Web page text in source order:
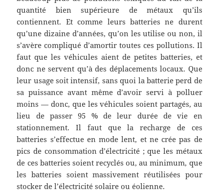
quantité bien supérieure de métaux qu’ils
contiennent. Et comme leurs batteries ne durent
qu’une dizaine d’années, qu’on les utilise ou non, il
s’avère compliqué d’amortir toutes ces pollutions. Il
faut que les véhicules aient de petites batteries, et
donc ne servent qu’à des déplacements locaux. Que
leur usage soit intensif, sans quoi la batterie perd de
sa puissance avant même d’avoir servi à polluer
moins — donc, que les véhicules soient partagés, au
lieu de passer 95 % de leur durée de vie en
stationnement. Il faut que la recharge de ces
batteries s’effectue en mode lent, et ne crée pas de
pics de consommation d’électricité ; que les métaux
de ces batteries soient recyclés ou, au minimum, que
les batteries soient massivement réutilisées pour
stocker de l’électricité solaire ou éolienne.